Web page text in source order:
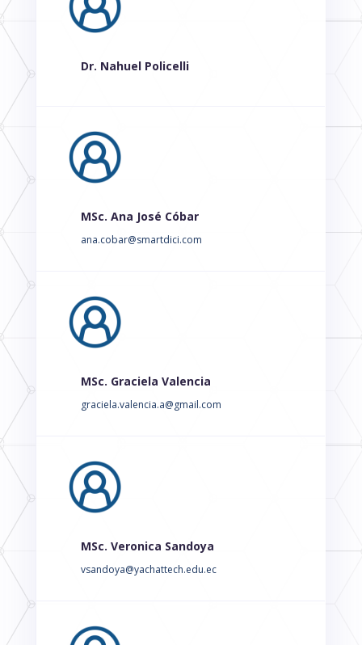
Dr. Nahuel Policelli
MSc. Ana José Cóbar
ana.cobar@smartdici.com
MSc. Graciela Valencia
graciela.valencia.a@gmail.com
MSc. Veronica Sandoya
vsandoya@yachattech.edu.ec